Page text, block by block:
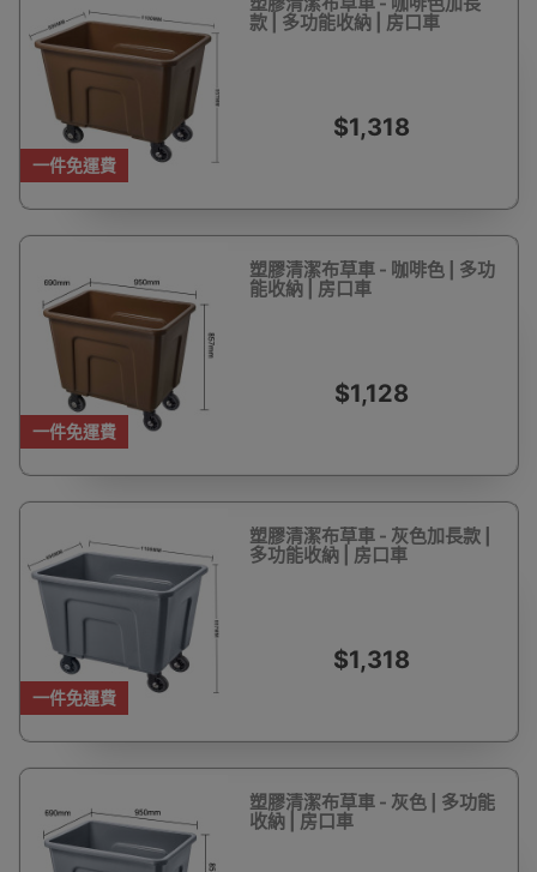
一件免運費
款 | 多功能收納 | 房口車
$1,318
一件免運費
塑膠清潔布草車 - 咖啡色 | 多功
能收納 | 房口車
$1,128
一件免運費
塑膠清潔布草車 - 灰色加長款 |
多功能收納 | 房口車
$1,318
塑膠清潔布草車 - 灰色 | 多功能
收納 | 房口車